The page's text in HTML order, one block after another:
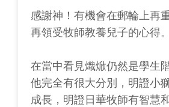
感謝神！有機會在郵輪上再
再領受牧師教養兒子的心得。
在當中看見熾焮仍然是學生
他完全有很大分別，明證小
成長，明證日華牧師有智慧